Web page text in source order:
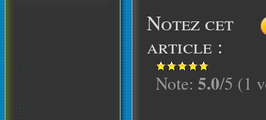
Notez cet
article :
Note: 5.0/5 (1